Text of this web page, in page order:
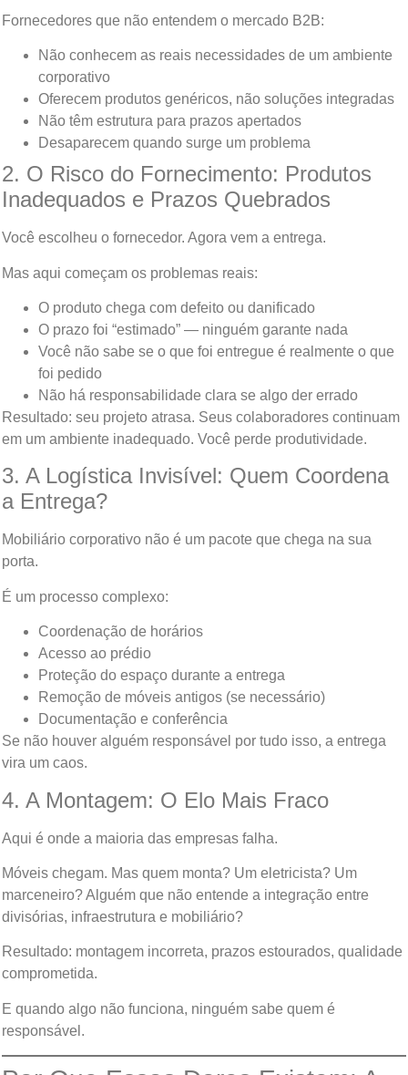
Fornecedores que não entendem o mercado B2B:
Não conhecem as reais necessidades de um ambiente
corporativo
Oferecem produtos genéricos, não soluções integradas
Não têm estrutura para prazos apertados
Desaparecem quando surge um problema
2. O Risco do Fornecimento: Produtos
Inadequados e Prazos Quebrados
Você escolheu o fornecedor. Agora vem a entrega.
Mas aqui começam os problemas reais:
O produto chega com defeito ou danificado
O prazo foi “estimado” — ninguém garante nada
Você não sabe se o que foi entregue é realmente o que
foi pedido
Não há responsabilidade clara se algo der errado
Resultado: seu projeto atrasa. Seus colaboradores continuam
em um ambiente inadequado. Você perde produtividade.
3. A Logística Invisível: Quem Coordena
a Entrega?
Mobiliário corporativo não é um pacote que chega na sua
porta.
É um processo complexo:
Coordenação de horários
Acesso ao prédio
Proteção do espaço durante a entrega
Remoção de móveis antigos (se necessário)
Documentação e conferência
Se não houver alguém responsável por tudo isso, a entrega
vira um caos.
4. A Montagem: O Elo Mais Fraco
Aqui é onde a maioria das empresas falha.
Móveis chegam. Mas quem monta? Um eletricista? Um
marceneiro? Alguém que não entende a integração entre
divisórias, infraestrutura e mobiliário?
Resultado: montagem incorreta, prazos estourados, qualidade
comprometida.
E quando algo não funciona, ninguém sabe quem é
responsável.